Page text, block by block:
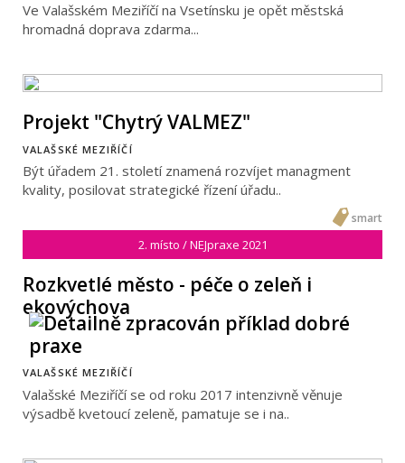
Ve Valašském Meziříčí na Vsetínsku je opět městská
hromadná doprava zdarma...
Projekt "Chytrý VALMEZ"
VALAŠSKÉ MEZIŘÍČÍ
Být úřadem 21. století znamená rozvíjet managment
kvality, posilovat strategické řízení úřadu..
smart
2. místo / NEJpraxe 2021
Rozkvetlé město - péče o zeleň i
ekovýchova
VALAŠSKÉ MEZIŘÍČÍ
Valašské Meziříčí se od roku 2017 intenzivně věnuje
výsadbě kvetoucí zeleně, pamatuje se i na..